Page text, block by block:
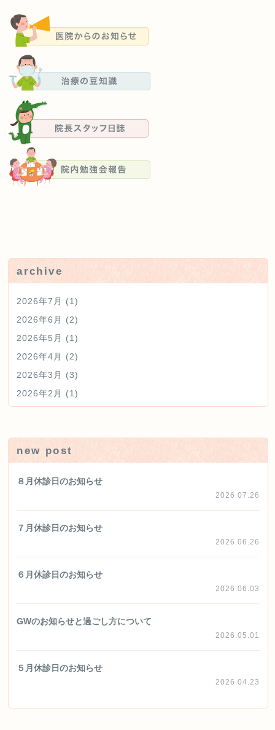
archive
2026年7月
(1)
2026年6月
(2)
2026年5月
(1)
2026年4月
(2)
2026年3月
(3)
2026年2月
(1)
new post
８月休診日のお知らせ
2026.07.26
７月休診日のお知らせ
2026.06.26
６月休診日のお知らせ
2026.06.03
GWのお知らせと過ごし方について
2026.05.01
５月休診日のお知らせ
2026.04.23